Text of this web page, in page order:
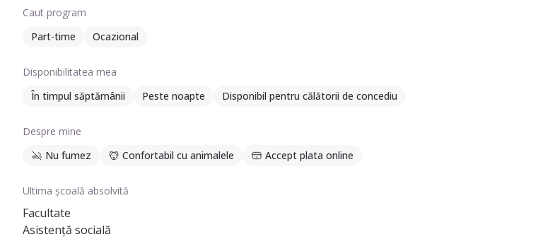
Caut program
Part-time
Ocazional
Disponibilitatea mea
În timpul săptămânii
Peste noapte Disponibil pentru călătorii de concediu
Despre mine
Nu fumez
Confortabil cu animalele Accept plata online
Ultima școală absolvită
Facultate
Asistență socială